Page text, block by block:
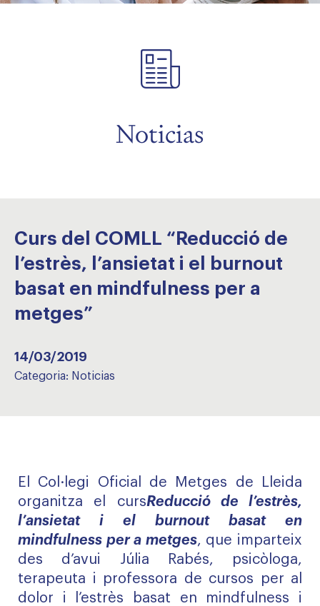
Noticias
Curs del COMLL “Reducció de
l’estrès, l’ansietat i el burnout
basat en mindfulness per a
metges”
14/03/2019
Categoria: Noticias
El Col·legi Oficial de Metges de Lleida
organitza el cursReducció de l’estrès,
l’ansietat i el burnout basat en
mindfulness per a metges, que imparteix
des d’avui Júlia Rabés, psicòloga,
terapeuta i professora de cursos per al
dolor i l’estrès basat en mindfulness i